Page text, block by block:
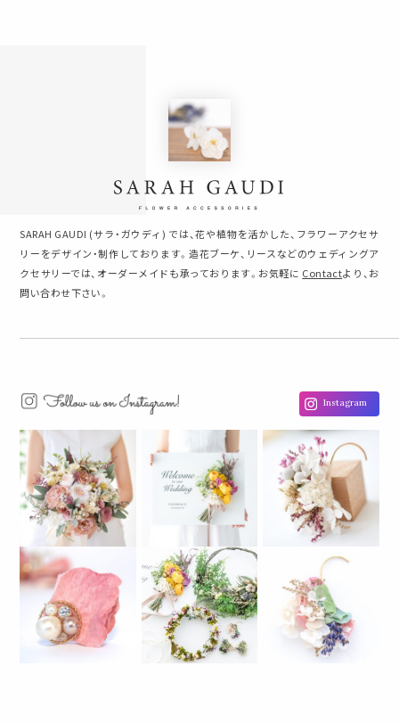
SARAH GAUDI (サラ・ガウディ) では、花や植物を活かした、フラワーアクセサ
リーをデザイン・制作しております。造花ブーケ、リースなどのウェディングア
クセサリーでは、オーダーメイドも承っております。お気軽に Contactより、お
問い合わせ下さい。
Instagram